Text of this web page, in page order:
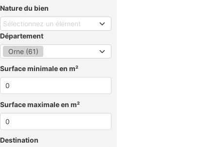
Nature du bien
Sélectionnez un élément
Département
Orne (61)
Surface minimale en m²
Surface maximale en m²
Destination